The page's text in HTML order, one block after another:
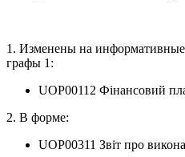
1. Изменены на информативные
графы 1:
UOP00112 Фінансовий
2. В форме:
UOP00311 Звіт про